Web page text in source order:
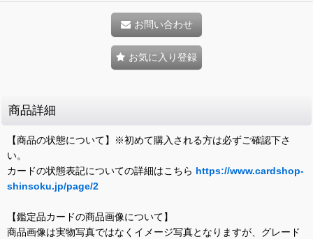
お問い合わせ
お気に入り登録
商品詳細
【商品の状態について】※初めて購入される方は必ずご確認下さ
い。
カードの状態表記についての詳細はこちら https://www.cardshop-
shinsoku.jp/page/2
【鑑定品カードの商品画像について】
商品画像は実物写真ではなくイメージ写真となりますが、グレード